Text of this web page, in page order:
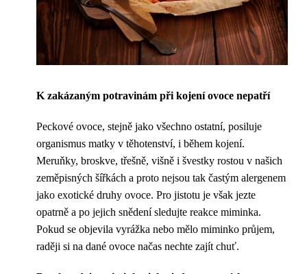
K zakázaným potravinám při kojení ovoce nepatří
Peckové ovoce, stejně jako všechno ostatní, posiluje
organismus matky v těhotenství, i během kojení.
Meruňky, broskve, třešně, višně i švestky rostou v našich
zeměpisných šířkách a proto nejsou tak častým alergenem
jako exotické druhy ovoce. Pro jistotu je však jezte
opatrně a po jejich snědení sledujte reakce miminka.
Pokud se objevila vyrážka nebo mělo miminko průjem,
raději si na dané ovoce načas nechte zajít chuť.